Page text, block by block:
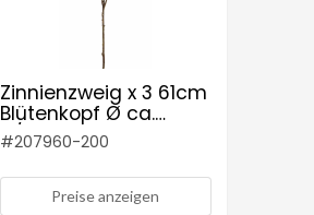
Zinnienzweig x 3 61cm
Blütenkopf Ø ca.
4/9,5cm Farbe: gelb
#207960-200
Preise anzeigen